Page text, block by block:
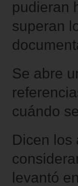
pudieran
superan
Se abre
cuándo
Dicen los
levantó